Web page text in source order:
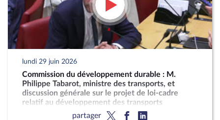
lundi 29 juin 2026
Commission du développement durable : M.
Philippe Tabarot, ministre des transports, et
discussion générale sur le projet de loi-cadre
relatif au développement des transports
partager